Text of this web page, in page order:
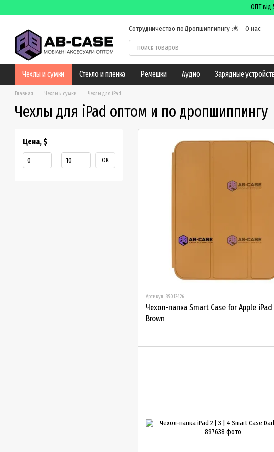
ОПТ від
Сотрудничество по Дропшиппипнгу 💰
О нас
Оплата и доставка
Обмен и возврат
Контактная информация
Чехлы и сумки Стекло и пленка Ремешки Аудио Зарядные
Главная Чехлы и сумки Чехлы для iPad
Чехлы для iPad оптом и по дропшиппингу
Артикул: 89012426
Чeхол-папка Smart Case for Apple iPad
Brown
Цена, $
От Цена, $
До Цена, $ OK